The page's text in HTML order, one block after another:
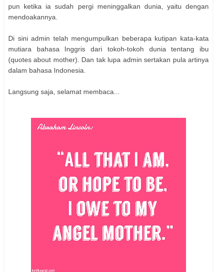
pun ketika ia sudah pergi meninggalkan dunia, yaitu dengan
mendoakannya.
Di sini admin telah mengumpulkan beberapa kutipan kata-kata
mutiara bahasa Inggris dari tokoh-tokoh dunia tentang ibu
(quotes about mother). Dan tak lupa admin sertakan pula artinya
dalam bahasa Indonesia.
Langsung saja, selamat membaca...